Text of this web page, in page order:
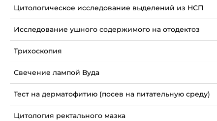
Цитологическое исследование выделений из НСП
Исследование ушного содержимого на отодектоз
Трихоскопия
Свечение лампой Вуда
Тест на дерматофитию (посев на питательную среду)
Цитология ректального мазка